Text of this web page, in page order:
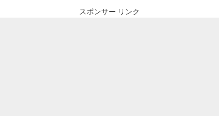
スポンサー リンク